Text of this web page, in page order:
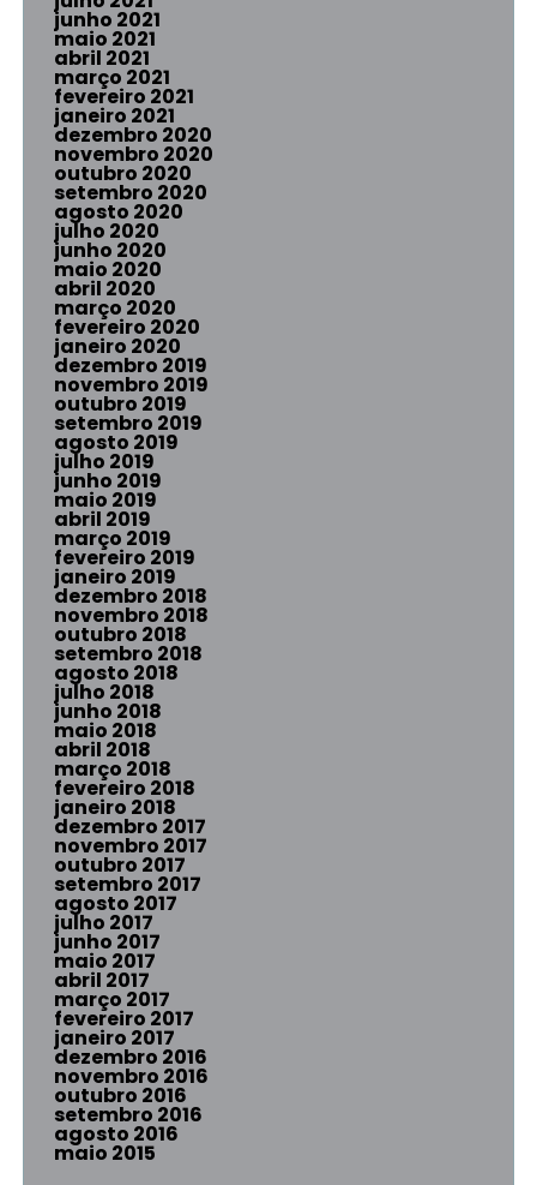
junho 2021
maio 2021
abril 2021
março 2021
fevereiro 2021
janeiro 2021
dezembro 2020
novembro 2020
outubro 2020
setembro 2020
agosto 2020
julho 2020
junho 2020
maio 2020
abril 2020
março 2020
fevereiro 2020
janeiro 2020
dezembro 2019
novembro 2019
outubro 2019
setembro 2019
agosto 2019
julho 2019
junho 2019
maio 2019
abril 2019
março 2019
fevereiro 2019
janeiro 2019
dezembro 2018
novembro 2018
outubro 2018
setembro 2018
agosto 2018
julho 2018
junho 2018
maio 2018
abril 2018
março 2018
fevereiro 2018
janeiro 2018
dezembro 2017
novembro 2017
outubro 2017
setembro 2017
agosto 2017
julho 2017
junho 2017
maio 2017
abril 2017
março 2017
fevereiro 2017
janeiro 2017
dezembro 2016
novembro 2016
outubro 2016
setembro 2016
agosto 2016
maio 2015